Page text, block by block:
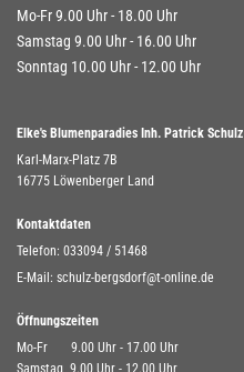
Mo-Fr 9.00 Uhr - 18.00 Uhr
Samstag 9.00 Uhr - 16.00 Uhr
Sonntag 10.00 Uhr - 12.00 Uhr
Elke's Blumenparadies Inh. Patrick Schulz
Karl-Marx-Platz 7B
16775 Löwenberger Land
Kontaktdaten
Telefon: 033094 / 51468
E-Mail: schulz-bergsdorf@t-online.de
Öffnungszeiten
Mo-Fr 9.00 Uhr - 17.00 Uhr
Samstag 9.00 Uhr - 12.00 Uhr